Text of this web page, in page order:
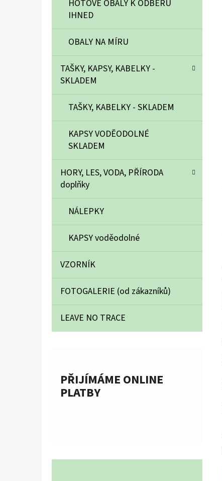
HOTOVÉ OBALY K ODBĚRU
IHNED
OBALY NA MÍRU
TAŠKY, KAPSY, KABELKY -
SKLADEM
TAŠKY, KABELKY - SKLADEM
KAPSY VODĚODOLNÉ
SKLADEM
HORY, LES, VODA, PŘÍRODA
doplňky
NÁLEPKY
KAPSY voděodolné
VZORNÍK
FOTOGALERIE (od zákazníků)
LEAVE NO TRACE
PŘIJÍMÁME ONLINE
PLATBY